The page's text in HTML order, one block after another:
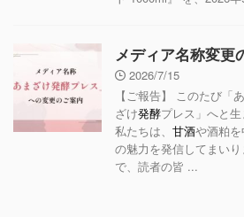
メディア名称変更
2026/7/15
【ご報告】 このたび「
ざけ発酵プレス」へと
私たちは、 甘酒や酒粕を
の魅力を発信してまい
で、読者の皆 ...